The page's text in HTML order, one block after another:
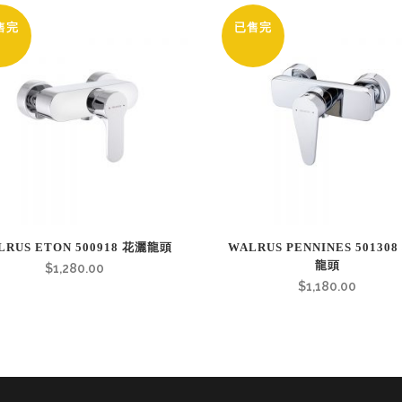
完
ETON 500918 花灑龍頭
$1,280.00
已售完
WALRUS PENNINES 501308
龍頭
$1,180.00